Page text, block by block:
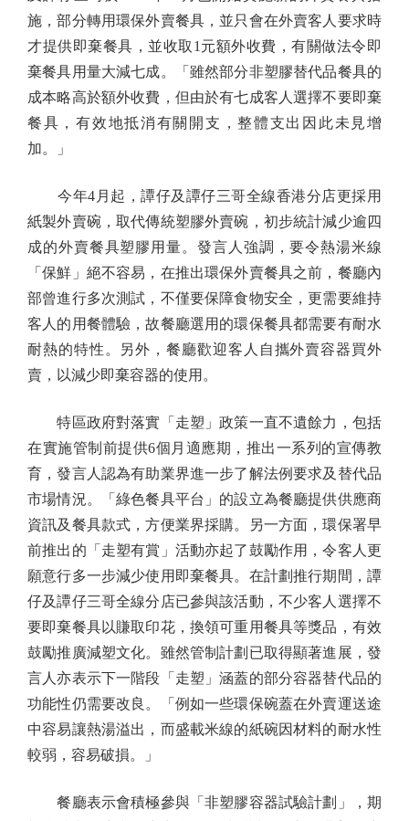
施，部分轉用環保外賣餐具，並只會在外賣客人要求時
才提供即棄餐具，並收取1元額外收費，有關做法令即
棄餐具用量大減七成。「雖然部分非塑膠替代品餐具的
成本略高於額外收費，但由於有七成客人選擇不要即棄
餐具，有效地抵消有關開支，整體支出因此未見增
加。」
今年4月起，譚仔及譚仔三哥全線香港分店更採用
紙製外賣碗，取代傳統塑膠外賣碗，初步統計減少逾四
成的外賣餐具塑膠用量。發言人強調，要令熱湯米線
「保鮮」絕不容易，在推出環保外賣餐具之前，餐廳內
部曾進行多次測試，不僅要保障食物安全，更需要維持
客人的用餐體驗，故餐廳選用的環保餐具都需要有耐水
耐熱的特性。另外，餐廳歡迎客人自攜外賣容器買外
賣，以減少即棄容器的使用。
特區政府對落實「走塑」政策一直不遺餘力，包括
在實施管制前提供6個月適應期，推出一系列的宣傳教
育，發言人認為有助業界進一步了解法例要求及替代品
市場情況。「綠色餐具平台」的設立為餐廳提供供應商
資訊及餐具款式，方便業界採購。另一方面，環保署早
前推出的「走塑有賞」活動亦起了鼓勵作用，令客人更
願意行多一步減少使用即棄餐具。在計劃推行期間，譚
仔及譚仔三哥全線分店已參與該活動，不少客人選擇不
要即棄餐具以賺取印花，換領可重用餐具等獎品，有效
鼓勵推廣減塑文化。雖然管制計劃已取得顯著進展，發
言人亦表示下一階段「走塑」涵蓋的部分容器替代品的
功能性仍需要改良。「例如一些環保碗蓋在外賣運送途
中容易讓熱湯溢出，而盛載米線的紙碗因材料的耐水性
較弱，容易破損。」
餐廳表示會積極參與「非塑膠容器試驗計劃」，期